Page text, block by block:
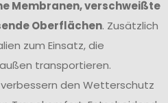
Membranen, verschweißte
Oberflächen. Zusätzlich
zum Einsatz, die
transportieren.
den Wetterschutz